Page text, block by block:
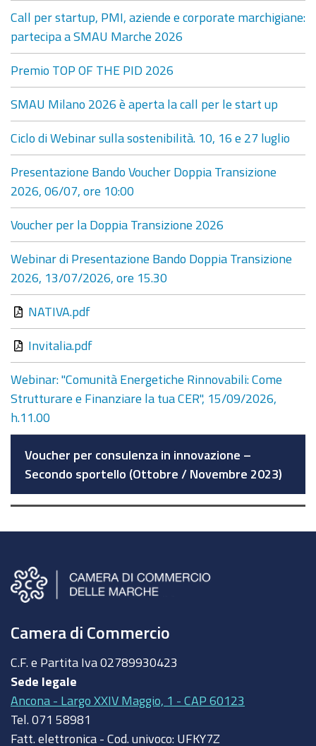
Call per startup, PMI, aziende e corporate marchigiane:
partecipa a SMAU Marche 2026
Premio TOP OF THE PID 2026
SMAU Milano 2026 è aperta la call per le start up
Ciclo di Webinar sulla sostenibilità. 10, 16 e 27 luglio
Presentazione Bando Voucher Doppia Transizione
2026, 06/07, ore 10:00
Voucher per la Doppia Transizione 2026
Webinar di Presentazione Bando Doppia Transizione
2026, 13/07/2026, ore 15.30
NATIVA.pdf
Invitalia.pdf
Webinar: "Comunità Energetiche Rinnovabili: Come
Strutturare e Finanziare la tua CER", 15/09/2026,
h.11.00
Voucher per consulenza in innovazione –
Secondo sportello (Ottobre / Novembre 2023)
Camera di Commercio
C.F. e Partita Iva 02789930423
Sede legale
Ancona - Largo XXIV Maggio, 1 - CAP 60123
Tel. 071 58981
Fatt. elettronica - Cod. univoco: UFKY7Z